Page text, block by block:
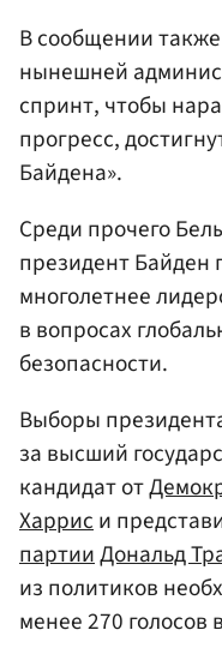
В сообщении
нынешней
спринт, чтобы
прогресс,
Байдена».
Среди прочего
президент Байден
многолетнее
в вопросах
безопасности.
Выборы
за высший
кандидат от
Харриси
партииДональд
из политиков
менее 270